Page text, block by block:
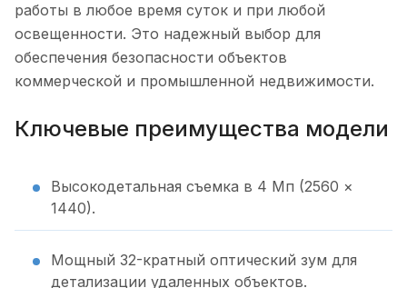
работы в любое время суток и при любой
освещенности. Это надежный выбор для
обеспечения безопасности объектов
коммерческой и промышленной недвижимости.
Ключевые преимущества модели
Высокодетальная съемка в 4 Мп (2560 ×
1440).
Мощный 32-кратный оптический зум для
детализации удаленных объектов.